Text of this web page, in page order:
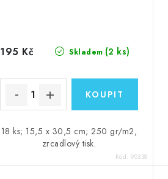
Skladem (2 ks)
195 Kč
18 ks; 15,5 x 30,5 cm; 250 gr/m2,
zrcadlový tisk.
Kód:90338